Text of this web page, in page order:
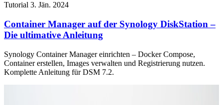
Tutorial 3. Jän. 2024
Container Manager auf der Synology DiskStation –
Die ultimative Anleitung
Synology Container Manager einrichten – Docker Compose,
Container erstellen, Images verwalten und Registrierung nutzen.
Komplette Anleitung für DSM 7.2.